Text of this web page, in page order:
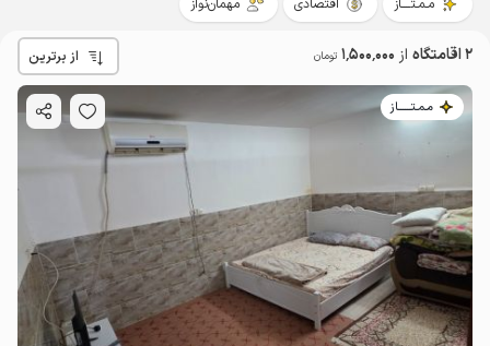
1.8میلیون ت 4.6
مـمـتــــاز اقتصادی مهمان‌نواز
2 اقامتگاه از 1٬500٬000 تومان از برترین
مـمـتــــــاز